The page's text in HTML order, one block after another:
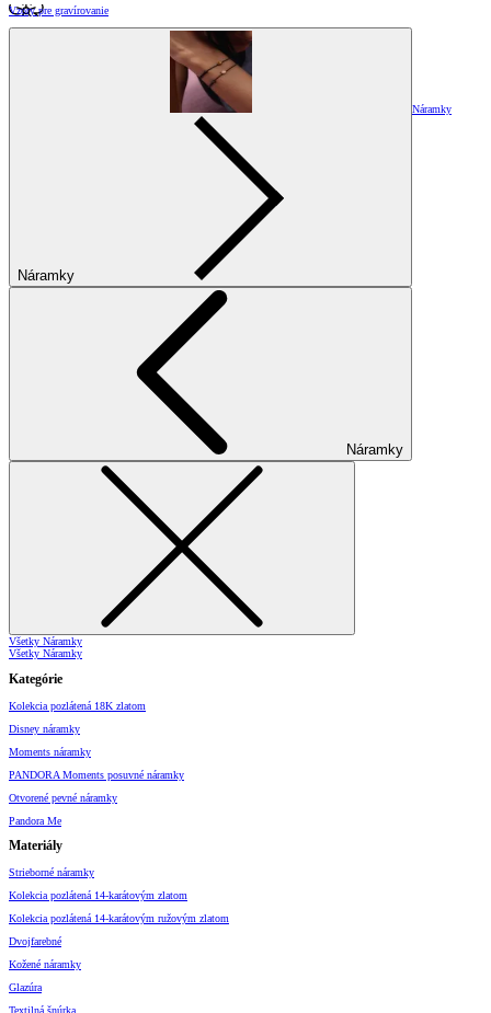
Vzory pre gravírovanie
Náramky
Náramky
Náramky
Všetky Náramky
Všetky Náramky
Kategórie
Kolekcia pozlátená 18K zlatom
Disney náramky
Moments náramky
PANDORA Moments posuvné náramky
Otvorené pevné náramky
Pandora Me
Materiály
Strieborné náramky
Kolekcia pozlátená 14-karátovým zlatom
Kolekcia pozlátená 14-karátovým ružovým zlatom
Dvojfarebné
Kožené náramky
Glazúra
Textilná šnúrka